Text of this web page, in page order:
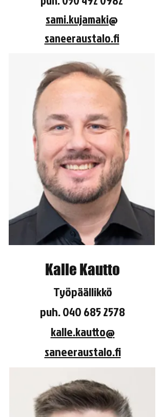
sami.kujamaki@
saneeraustalo.fi
Kalle Kautto
Työpäällikkö
puh.040 685 2578
kalle.kautto@
saneeraustalo.fi